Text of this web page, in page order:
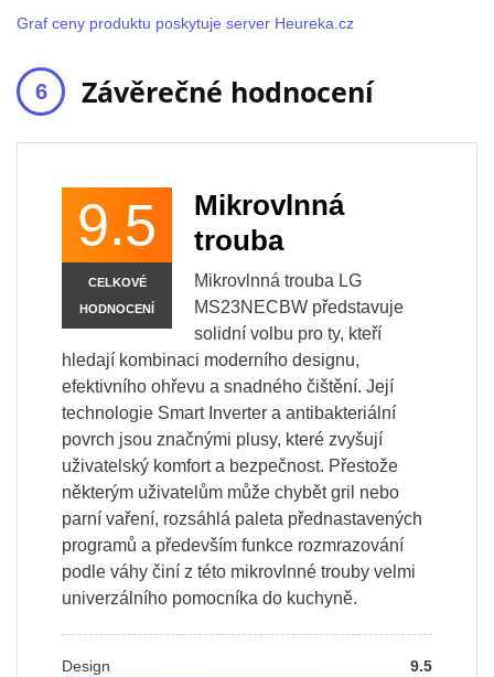
Graf ceny produktu poskytuje server Heureka.cz
Závěrečné hodnocení
9.5
CELKOVÉ
HODNOCENÍ
Mikrovlnná
trouba
Mikrovlnná trouba LG
MS23NECBW představuje
solidní volbu pro ty, kteří
hledají kombinaci moderního designu,
efektivního ohřevu a snadného čištění. Její
technologie Smart Inverter a antibakteriální
povrch jsou značnými plusy, které zvyšují
uživatelský komfort a bezpečnost. Přestože
některým uživatelům může chybět gril nebo
parní vaření, rozsáhlá paleta přednastavených
programů a především funkce rozmrazování
podle váhy činí z této mikrovlnné trouby velmi
univerzálního pomocníka do kuchyně.
Design 9.5